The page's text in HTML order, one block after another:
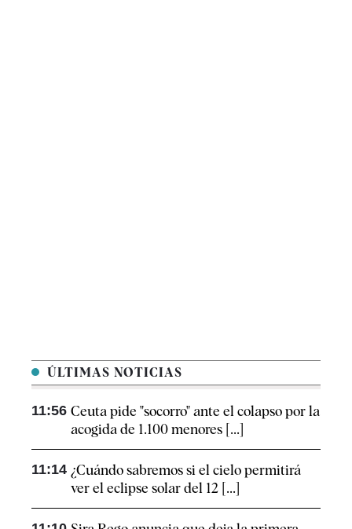
ÚLTIMAS NOTICIAS
11:56 Ceuta pide "socorro" ante el colapso por la
acogida de 1.100 menores [...]
11:14 ¿Cuándo sabremos si el cielo permitirá
ver el eclipse solar del 12 [...]